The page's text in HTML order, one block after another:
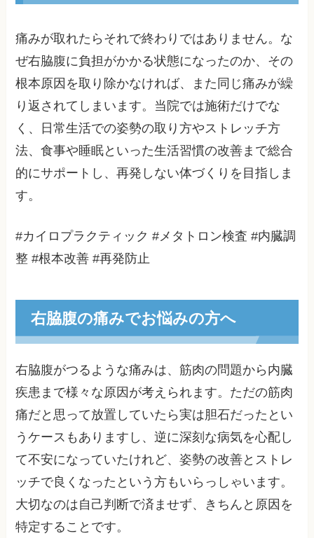
痛みが取れたらそれで終わりではありません。な
ぜ右脇腹に負担がかかる状態になったのか、その
根本原因を取り除かなければ、また同じ痛みが繰
り返されてしまいます。当院では施術だけでな
く、日常生活での姿勢の取り方やストレッチ方
法、食事や睡眠といった生活習慣の改善まで総合
的にサポートし、再発しない体づくりを目指しま
す。
#カイロプラクティック #メタトロン検査 #内臓調
整 #根本改善 #再発防止
右脇腹の痛みでお悩みの方へ
右脇腹がつるような痛みは、筋肉の問題から内臓
疾患まで様々な原因が考えられます。ただの筋肉
痛だと思って放置していたら実は胆石だったとい
うケースもありますし、逆に深刻な病気を心配し
て不安になっていたけれど、姿勢の改善とストレ
ッチで良くなったという方もいらっしゃいます。
大切なのは自己判断で済ませず、きちんと原因を
特定することです。